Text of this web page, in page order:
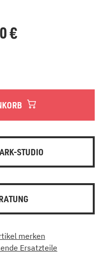
€
STUDIO
merken
Ersatzteile